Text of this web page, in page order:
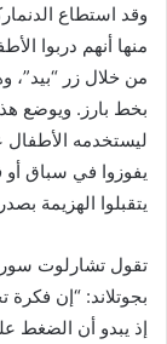
وقد استطاع
منها أنهم دربوا
من خلال زر “بيد”،
بخط بارز. ويوضع
ليستخدمه الأطفال
يفوزوا في سباق أو
يتقبلوا الهزيمة
تقول تشارلوت
بجوتلاند: “إن
إذ يبدو أن الضغط